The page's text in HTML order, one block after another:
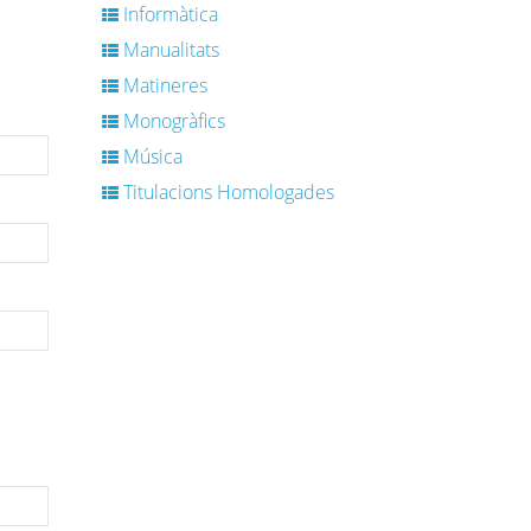
Informàtica
Manualitats
Matineres
Monogràfics
Música
Titulacions Homologades